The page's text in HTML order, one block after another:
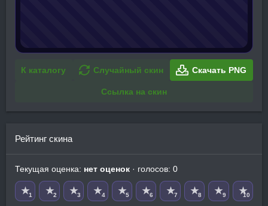
К каталогу Случайный скин Скачать PNG
Ссылка на скин
Рейтинг скина
Текущая оценка: нет оценок · голосов: 0
★1 ★2 ★3 ★4 ★5 ★6 ★7 ★8 ★9 ★10